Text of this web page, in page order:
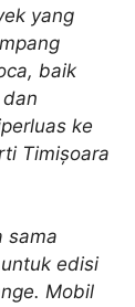
yang
baik
ke
Timișoara
sama
edisi
Mobil